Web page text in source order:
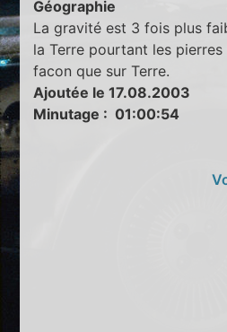
Géographie
La gravité est 3 fois plus
la Terre pourtant les
facon que sur Terre.
Ajoutée le 17.08.2003
Minutage : 01:00:54